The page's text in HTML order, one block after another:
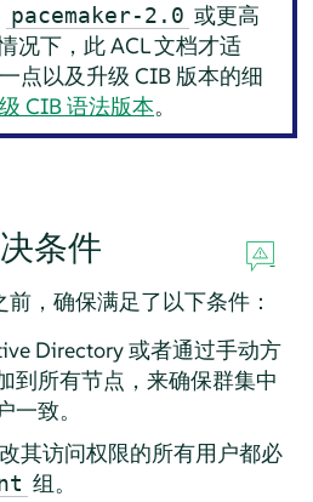
pacemaker-2.0 或更高
况下，此 ACL 文档才适
点以及升级 CIB 版本的细
CIB 语法版本。
条件
，确保满足了以下条件：
Directory 或者通过手动方
到所有节点，来确保群集中
致。
其访问权限的所有用户都必
组。